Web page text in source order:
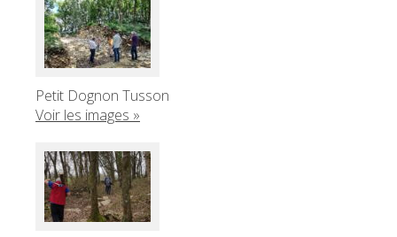
Petit Dognon Tusson
Voir les images »